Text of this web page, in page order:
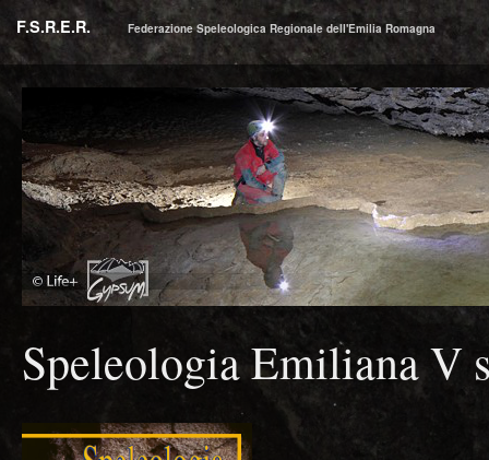
F.S.R.E.R. Federazione Speleologica Regionale dell'Emilia Romagna
Speleologia Emiliana V